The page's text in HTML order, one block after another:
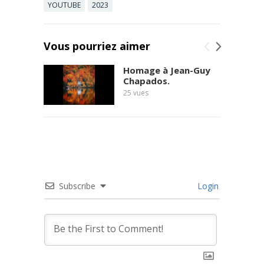
YOUTUBE
2023
Vous pourriez aimer
Homage à Jean-Guy
Chapados.
25 vues
Subscribe Login